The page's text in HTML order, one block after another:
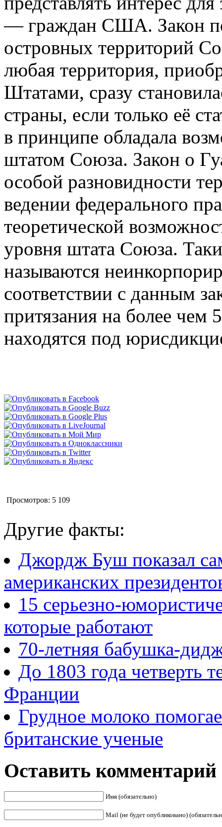
— граждан США. Закон
островных территорий
любая территория,
Штатами, сразу
страны, если только её
в принципе обладала
штатом Союза. Закон о
особой разновидности
ведении федерального
теоретической
уровня штата Союза.
называются
соответствии с данным
притязания на более чем
находятся под
Просмотров: 5 109
Другие факты:
Джордж Буш показал
американских
15 серьезно-
которые работают
70-летняя бабушка-
До 1803 года четверть
Франции
Грудное молоко
британские ученые
Оставить комментарий
Имя (обязательно)
Mail (не будет опубликовано)